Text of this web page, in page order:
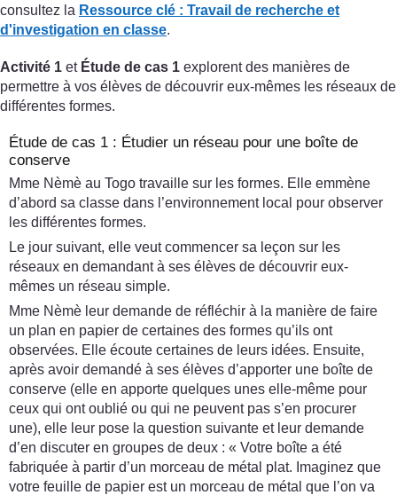
consultez la Ressource clé : Travail de recherche et
d'investigation en classe.
Activité 1 etÉtude de cas 1 explorent des manières de
permettre à vos élèves de découvrir eux-mêmes les réseaux de
différentes formes.
Étude de cas 1 : Étudier un réseau pour une boîte de
conserve
Mme Nèmè au Togo travaille sur les formes. Elle emmène
d’abord sa classe dans l’environnement local pour observer
les différentes formes.
Le jour suivant, elle veut commencer sa leçon sur les
réseaux en demandant à ses élèves de découvrir eux-
mêmes un réseau simple.
Mme Nèmè leur demande de réfléchir à la manière de faire
un plan en papier de certaines des formes qu’ils ont
observées. Elle écoute certaines de leurs idées. Ensuite,
après avoir demandé à ses élèves d’apporter une boîte de
conserve (elle en apporte quelques unes elle-même pour
ceux qui ont oublié ou qui ne peuvent pas s’en procurer
une), elle leur pose la question suivante et leur demande
d’en discuter en groupes de deux : « Votre boîte a été
fabriquée à partir d’un morceau de métal plat. Imaginez que
votre feuille de papier est un morceau de métal que l’on va